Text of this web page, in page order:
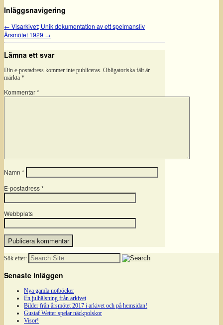
Inläggsnavigering
← Visarkivet; Unik dokumentation av ett spelmansliv
Årsmötet 1929 →
Lämna ett svar
Din e-postadress kommer inte publiceras. Obligatoriska fält är
märkta *
Kommentar*
Namn *
E-postadress*
Webbplats
Sök efter:
Senaste inläggen
Nya gamla notböcker
En julhälsning från arkivet
Bilder från årsmötet 2017 i arkivet och på hemsidan!
Gustaf Wetter spelar näckpolskor
Visor!